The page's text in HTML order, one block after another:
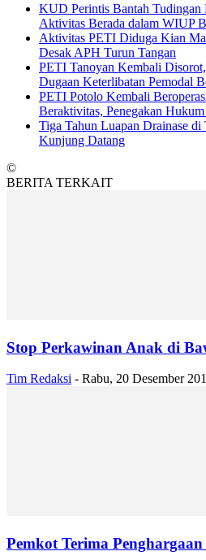
KUD Perintis Bantah Tudingan
Aktivitas Berada dalam WIUP
Aktivitas PETI Diduga Kian
Desak APH Turun Tangan
PETI Tanoyan Kembali
Dugaan Keterlibatan Pemodal
PETI Potolo Kembali
Beraktivitas, Penegakan
Tiga Tahun Luapan Drainase
Kunjung Datang
©
BERITA TERKAIT
Stop Perkawinan Anak di
Tim Redaksi - Rabu, 20 Desember
Pemkot Terima